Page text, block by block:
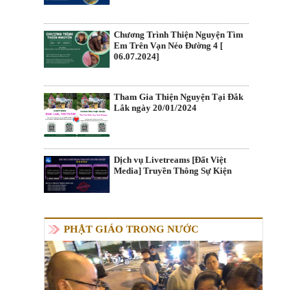
Chương Trình Thiện Nguyện Tìm
Em Trên Vạn Nẻo Đường 4 [
06.07.2024]
Tham Gia Thiện Nguyện Tại Đắk
Lắk ngày 20/01/2024
Dịch vụ Livetreams [Đất Việt
Media] Truyền Thông Sự Kiện
PHẬT GIÁO TRONG NƯỚC